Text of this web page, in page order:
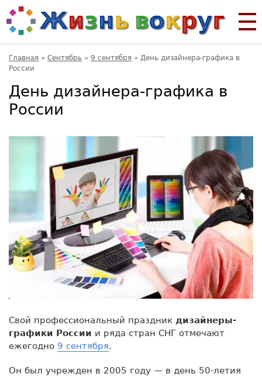
Главная » Сентябрь » 9 сентября » День дизайнера-графика в
России
День дизайнера-графика в
России
Свой профессиональный праздник дизайнеры-
графики России и ряда стран СНГ отмечают
ежегодно 9 сентября.
Он был учрежден в 2005 году — в день 50-летия